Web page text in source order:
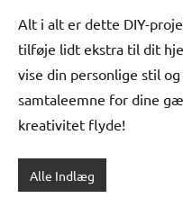
Alt i alt er dette DIY-
tilføje lidt ekstra til dit
vise din personlige stil
samtaleemne for dine
kreativitet flyde!
Alle Indlæg